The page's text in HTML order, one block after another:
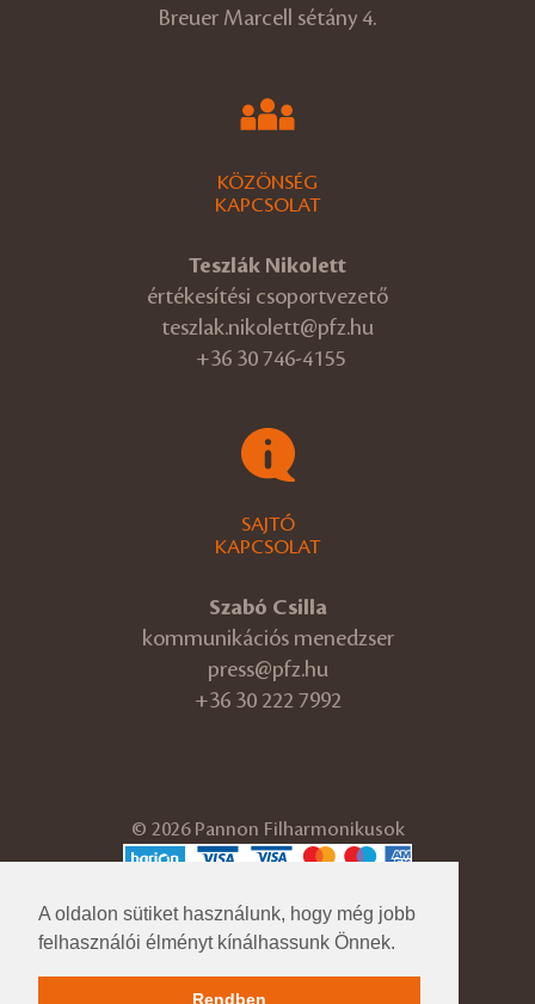
A oldalon sütiket használunk, hogy még jobb
felhasználói élményt kínálhassunk Önnek.
Rendben
Breuer Marcell sétány 4.
KÖZÖNSÉG
KAPCSOLAT
Teszlák Nikolett
értékesítési csoportvezető
teszlak.nikolett@pfz.hu
+36 30 746-4155
SAJTÓ
KAPCSOLAT
Szabó Csilla
kommunikációs menedzser
press@pfz.hu
+36 30 222 7992
© 2026 Pannon Filharmonikusok
Adatvédelmi tájékoztató
Cégadatok
Közérdekű adatok